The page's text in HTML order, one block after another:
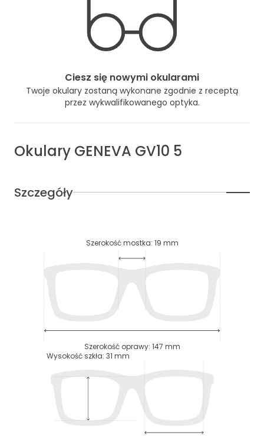
Ciesz się nowymi okularami
Twoje okulary zostaną wykonane zgodnie z receptą
przez wykwalifikowanego optyka.
Okulary GENEVA GV10 5
Szczegóły
Szerokość mostka: 19 mm
Szerokość oprawy: 147 mm
Wysokość szkła: 31 mm